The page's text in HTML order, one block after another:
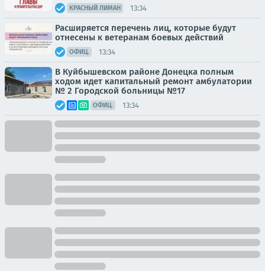
КРАСНЫЙ ЛИМАН 13:34
Расширяется перечень лиц, которые будут
отнесены к ветеранам боевых действий
ОФИЦ. 13:34
В Куйбышевском районе Донецка полным
ходом идет капитальный ремонт амбулатории
№ 2 Городской больницы №17
ОФИЦ. 13:34